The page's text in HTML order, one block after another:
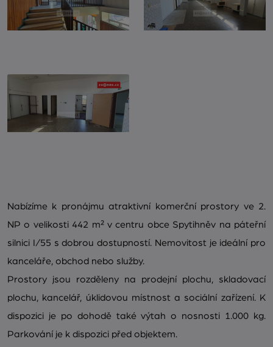
Nabízíme k pronájmu atraktivní komerční prostory ve 2.
NP o velikosti 442 m² v centru obce Spytihněv na páteřní
silnici I/55 s dobrou dostupností. Nemovitost je ideální pro
kanceláře, obchod nebo služby.
Prostory jsou rozděleny na prodejní plochu, skladovací
plochu, kancelář, úklidovou místnost a sociální zařízení. K
dispozici je po dohodě také výtah o nosnosti 1.000 kg.
Parkování je k dispozici před objektem.